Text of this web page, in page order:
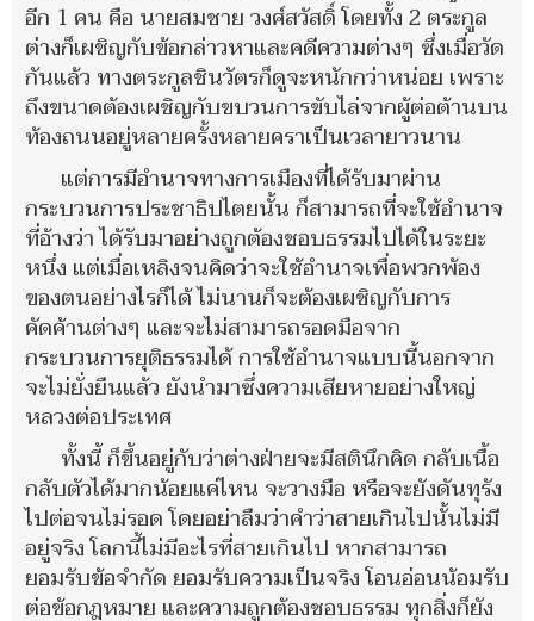
อีก 1 คน คือ นายสมชาย วงศ์สวัสดิ์ โดยทั้ง 2 ตระกูล
ต่างก็เผชิญกับข้อกล่าวหาและคดีความต่างๆ ซึ่งเมื่อวัด
กันแล้ว ทางตระกูลชินวัตรก็ดูจะหนักกว่าหน่อย เพราะ
ถึงขนาดต้องเผชิญกับขบวนการขับไล่จากผู้ต่อต้านบน
ท้องถนนอยู่หลายครั้งหลายคราเป็นเวลายาวนาน
แต่การมีอำนาจทางการเมืองที่ได้รับมาผ่าน
กระบวนการประชาธิปไตยนั้น ก็สามารถที่จะใช้อำนาจ
ที่อ้างว่า ได้รับมาอย่างถูกต้องชอบธรรมไปได้ในระยะ
หนึ่ง แต่เมื่อเหลิงจนคิดว่าจะใช้อำนาจเพื่อพวกพ้อง
ของตนอย่างไรก็ได้ ไม่นานก็จะต้องเผชิญกับการ
คัดค้านต่างๆ และจะไม่สามารถรอดมือจาก
กระบวนการยุติธรรมได้ การใช้อำนาจแบบนี้นอกจาก
จะไม่ยั่งยืนแล้ว ยังนำมาซึ่งความเสียหายอย่างใหญ่
หลวงต่อประเทศ
ทั้งนี้ ก็ขึ้นอยู่กับว่าต่างฝ่ายจะมีสตินึกคิด กลับเนื้อ
กลับตัวได้มากน้อยแค่ไหน จะวางมือ หรือจะยังดันทุรัง
ไปต่อจนไม่รอด โดยอย่าลืมว่าคำว่าสายเกินไปนั้นไม่มี
อยู่จริง โลกนี้ไม่มีอะไรที่สายเกินไป หากสามารถ
ยอมรับข้อจำกัด ยอมรับความเป็นจริง โอนอ่อนน้อมรับ
ต่อข้อกฎหมาย และความถูกต้องชอบธรรม ทุกสิ่งก็ยัง